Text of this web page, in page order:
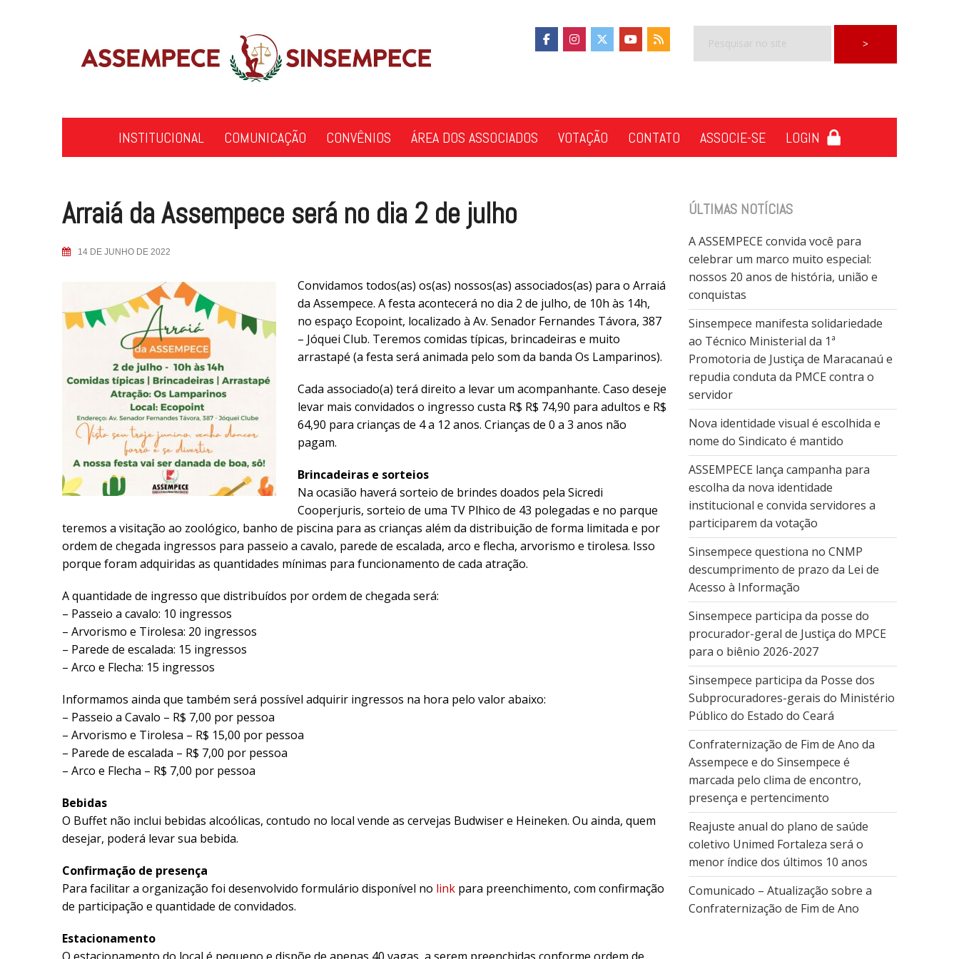
INSTITUCIONAL COMUNICAÇÃO CONVÊNIOS ÁREA DOS ASSOCIADOS VOTAÇÃO CONTATO ASSOCIE-SE LOGIN
Arraiá da Assempece será no dia 2 de julho
14 DE JUNHO DE 2022
Convidamos todos(as) os(as) nossos(as) associados(as) para o Arraiá
da Assempece. A festa acontecerá no dia 2 de julho, de 10h às 14h,
no espaço Ecopoint, localizado à Av. Senador Fernandes Távora, 387
– Jóquei Club. Teremos comidas típicas, brincadeiras e muito
arrastapé (a festa será animada pelo som da banda Os Lamparinos).
Cada associado(a) terá direito a levar um acompanhante. Caso deseje
levar mais convidados o ingresso custa R$ R$ 74,90 para adultos e R$
64,90 para crianças de 4 a 12 anos. Crianças de 0 a 3 anos não
pagam.
Brincadeiras e sorteios
Na ocasião haverá sorteio de brindes doados pela Sicredi
Cooperjuris, sorteio de uma TV Plhico de 43 polegadas e no parque
teremos a visitação ao zoológico, banho de piscina para as crianças além da distribuição de forma limitada e por
ordem de chegada ingressos para passeio a cavalo, parede de escalada, arco e flecha, arvorismo e tirolesa. Isso
porque foram adquiridas as quantidades mínimas para funcionamento de cada atração.
A quantidade de ingresso que distribuídos por ordem de chegada será:
– Passeio a cavalo: 10 ingressos
– Arvorismo e Tirolesa: 20 ingressos
– Parede de escalada: 15 ingressos
– Arco e Flecha: 15 ingressos
Informamos ainda que também será possível adquirir ingressos na hora pelo valor abaixo:
– Passeio a Cavalo – R$ 7,00 por pessoa
– Arvorismo e Tirolesa – R$ 15,00 por pessoa
– Parede de escalada – R$ 7,00 por pessoa
– Arco e Flecha – R$ 7,00 por pessoa
Bebidas
O Buffet não inclui bebidas alcoólicas, contudo no local vende as cervejas Budwiser e Heineken. Ou ainda, quem
desejar, poderá levar sua bebida.
Confirmação de presença
Para facilitar a organização foi desenvolvido formulário disponível no link para preenchimento, com confirmação
de participação e quantidade de convidados.
Estacionamento
ÚLTIMAS NOTÍCIAS
A ASSEMPECE convida você para
celebrar um marco muito especial:
nossos 20 anos de história, união e
conquistas
Sinsempece manifesta solidariedade
ao Técnico Ministerial da 1ª
Promotoria de Justiça de Maracanaú e
repudia conduta da PMCE contra o
servidor
Nova identidade visual é escolhida e
nome do Sindicato é mantido
ASSEMPECE lança campanha para
escolha da nova identidade
institucional e convida servidores a
participarem da votação
Sinsempece questiona no CNMP
descumprimento de prazo da Lei de
Acesso à Informação
Sinsempece participa da posse do
procurador-geral de Justiça do MPCE
para o biênio 2026-2027
Sinsempece participa da Posse dos
Subprocuradores-gerais do Ministério
Público do Estado do Ceará
Confraternização de Fim de Ano da
Assempece e do Sinsempece é
marcada pelo clima de encontro,
presença e pertencimento
Reajuste anual do plano de saúde
coletivo Unimed Fortaleza será o
menor índice dos últimos 10 anos
Comunicado – Atualização sobre a
Confraternização de Fim de Ano